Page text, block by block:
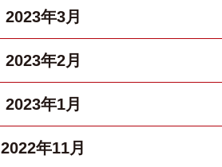
2023年3月
2023年2月
2023年1月
2022年11月